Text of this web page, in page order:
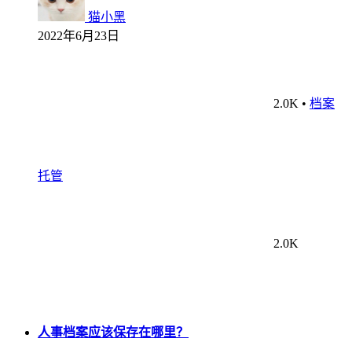
猫小黑
2022年6月23日
2.0K • 档案
托管
2.0K
人事档案应该保存在哪里？